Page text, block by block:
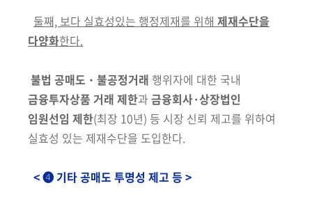
둘째, 보다 실효성있는 행정제재를 위해 제재수단을
다양화한다.
불법 공매도 ‧ 불공정거래 행위자에 대한 국내
금융투자상품 거래 제한과 금융회사·상장법인
임원선임 제한(최장 10년) 등 시장 신뢰 제고를 위하여
실효성 있는 제재수단을 도입한다.
< ❹ 기타 공매도 투명성 제고 등 >